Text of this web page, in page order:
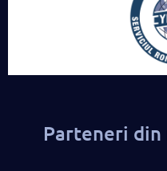
Parteneri din